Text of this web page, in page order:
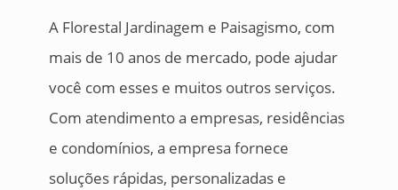
A Florestal Jardinagem e Paisagismo, com
mais de 10 anos de mercado, pode ajudar
você com esses e muitos outros serviços.
Com atendimento a empresas, residências
e condomínios, a empresa fornece
soluções rápidas, personalizadas e